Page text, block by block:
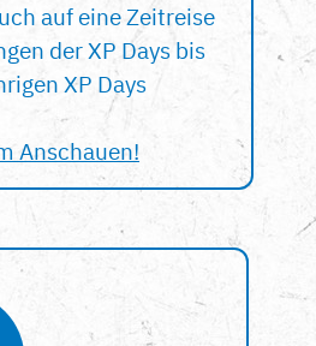
auf eine Zeitreise
der XP Days bis
XP Days
Anschauen!